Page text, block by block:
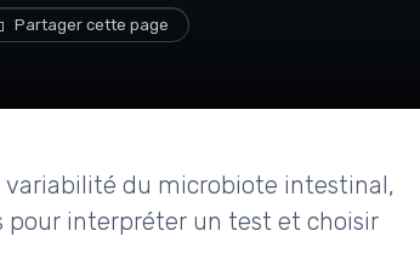
Partager cette page
du microbiote intestinal,
pour interpréter un test et choisir